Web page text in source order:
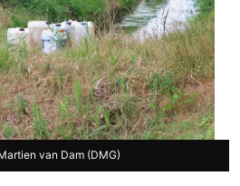
van Dam (DMG)